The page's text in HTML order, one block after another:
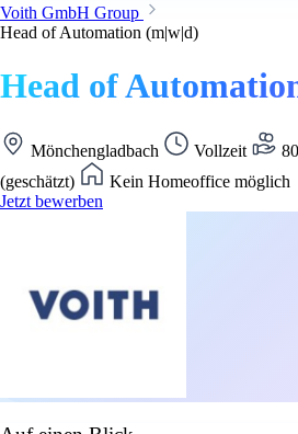
Voith GmbH Group
Head of Automation (m|w|d)
Head of
Mönchengladbach Vollzeit
(geschätzt)
Kein Homeoffice möglich
Jetzt bewerben